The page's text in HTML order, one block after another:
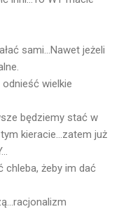
sami...Nawet jeżeli
wielkie
będziemy stać w
kieracie...zatem już
chleba, żeby im dać